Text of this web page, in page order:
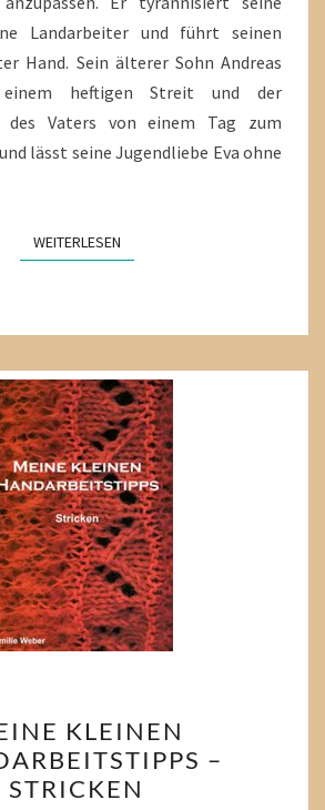
Landarbeiter und führt seinen
Hand. Sein älterer Sohn Andreas
heftigen Streit und der
des Vaters von einem Tag zum
lässt seine Jugendliebe Eva ohne
WEITERLESENWEITERLESEN
KLEINEN
HANDARBEITSTIPPS
–
KLEINEN
–
STRICKEN